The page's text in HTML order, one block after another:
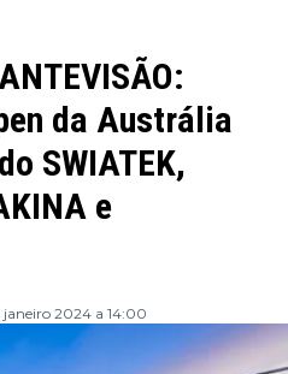
da Austrália
SWIATEK,
e
janeiro 2024 a 14:00